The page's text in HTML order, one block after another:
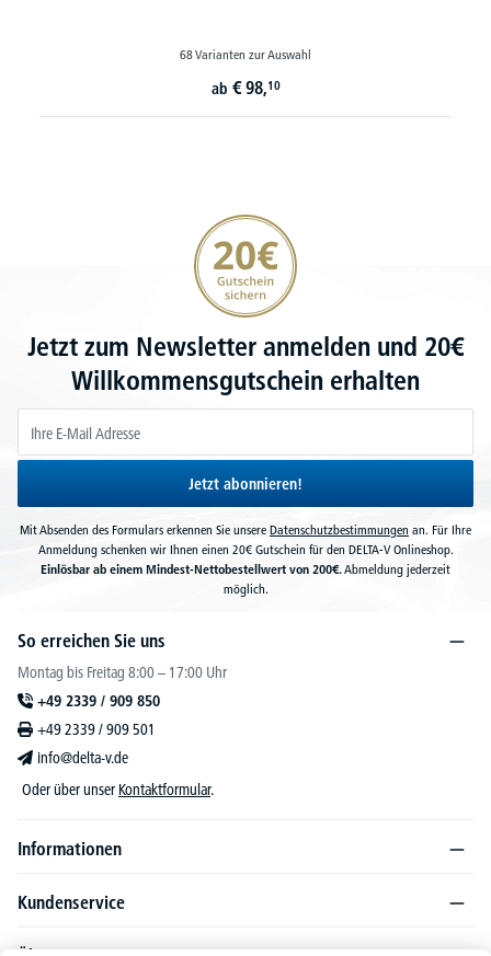
68 Varianten zur Auswahl
ab € 98,10
20€ Gutschein sichern
Jetzt zum Newsletter anmelden und 20€
Willkommensgutschein erhalten
Jetzt abonnieren!
Mit Absenden des Formulars erkennen Sie unsere Datenschutzbestimmungen an. Für Ihre
Anmeldung schenken wir Ihnen einen 20€ Gutschein für den DELTA-V Onlineshop.
Einlösbar ab einem Mindest-Nettobestellwert von 200€.Abmeldung jederzeit
möglich.
So erreichen Sie uns
Montag bis Freitag 8:00 – 17:00 Uhr
+49 2339 / 909 850
+49 2339 / 909 501
info@delta-v.de
Oder über unser Kontaktformular.
Informationen
Kundenservice